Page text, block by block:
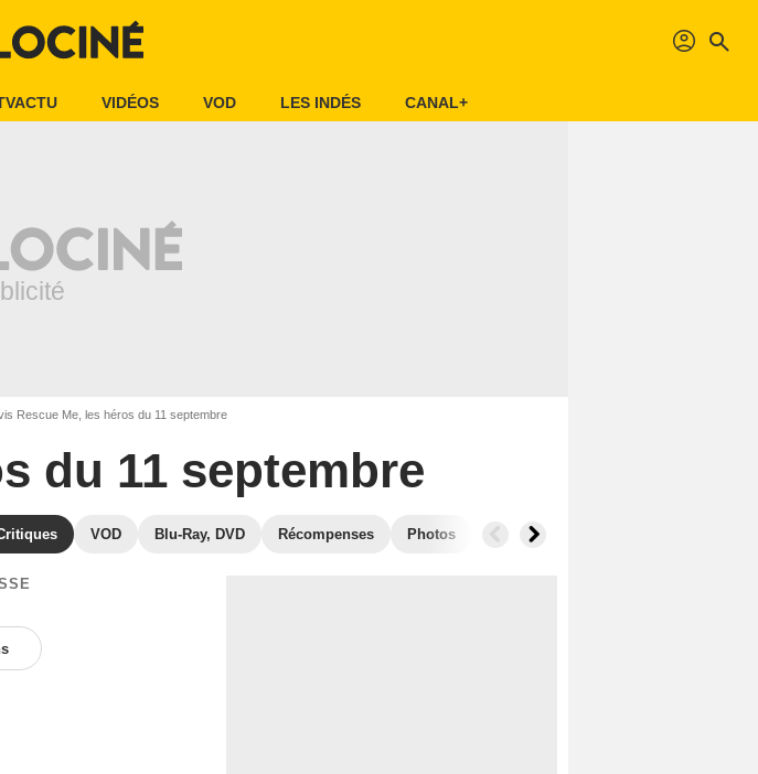
profil search
VIDÉOS VOD LES INDÉS CANAL+
Rescue Me, les héros du 11 septembre
du 11 septembre
VOD Blu-Ray, DVD Récompenses Photos Séries similaires